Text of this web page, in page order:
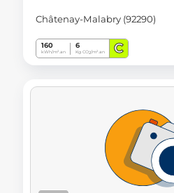
Châtenay-Malabry (92290)
160
kWh/m².an
6
Kg CO2/m².an C